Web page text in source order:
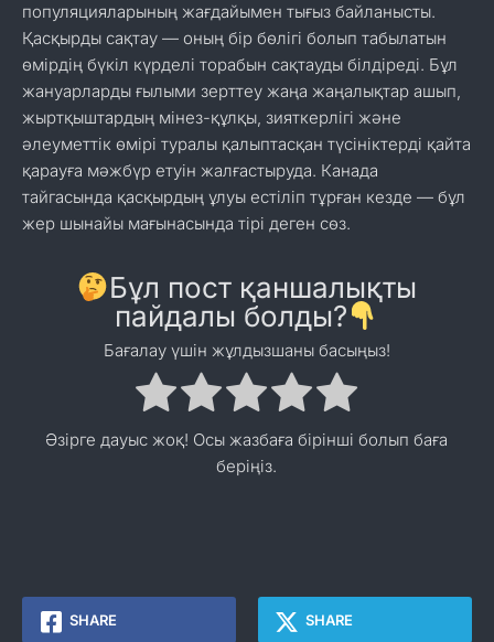
популяцияларының жағдайымен тығыз байланысты.
Қасқырды сақтау — оның бір бөлігі болып табылатын
өмірдің бүкіл күрделі торабын сақтауды білдіреді. Бұл
жануарларды ғылыми зерттеу жаңа жаңалықтар ашып,
жыртқыштардың мінез-құлқы, зияткерлігі және
әлеуметтік өмірі туралы қалыптасқан түсініктерді қайта
қарауға мәжбүр етуін жалғастыруда. Канада
тайгасында қасқырдың ұлуы естіліп тұрған кезде — бұл
жер шынайы мағынасында тірі деген сөз.
Бұл пост қаншалықты
пайдалы болды?
Бағалау үшін жұлдызшаны басыңыз!
Әзірге дауыс жоқ! Осы жазбаға бірінші болып баға
беріңіз.
SHARE SHARE